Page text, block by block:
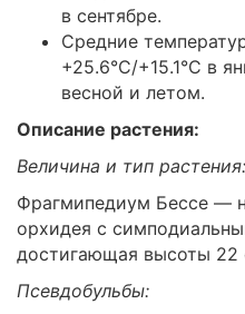
в сентябре.
Средние
+25.6°C/+15.1°C в
весной и летом.
Описание растения:
Величина и тип растения:
Фрагмипедиум Бессе —
орхидея с
достигающая высоты 22
Псевдобульбы: